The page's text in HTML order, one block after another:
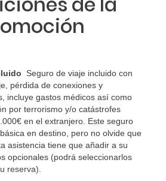
Seguro de viaje incluido con
pérdida de conexiones y
incluye gastos médicos así como
por terrorismo y/o catástrofes
en el extranjero. Este seguro
en destino, pero no olvide que
asistencia tiene que añadir a su
opcionales (podrá seleccionarlos
reserva)